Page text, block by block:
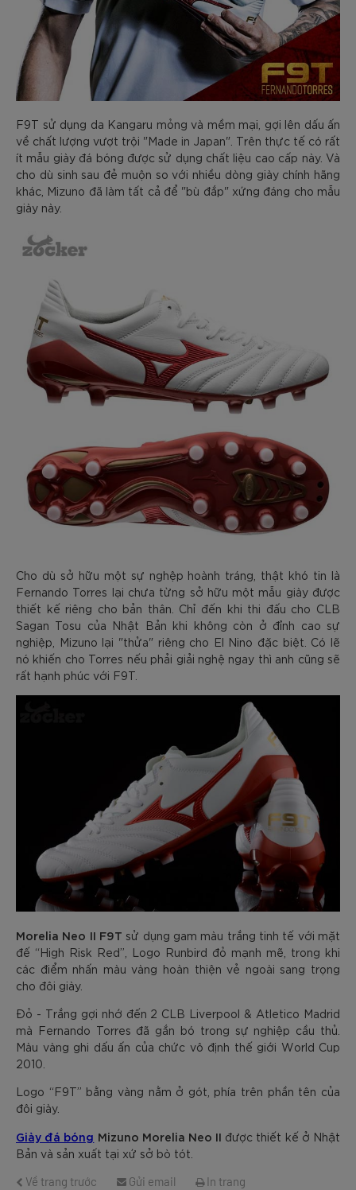
F9T sử dụng da Kangaru mỏng và mềm mại, gợi lên dấu ấn
về chất lượng vượt trội "Made in Japan". Trên thực tế có rất
ít mẫu giày đá bóng được sử dụng chất liệu cao cấp này. Và
cho dù sinh sau đẻ muộn so với nhiều dòng giày chính hãng
khác, Mizuno đã làm tất cả để "bù đắp" xứng đáng cho mẫu
giày này.
Cho dù sở hữu một sự nghệp hoành tráng, thật khó tin là
Fernando Torres lại chưa từng sở hữu một mẫu giày được
thiết kế riêng cho bản thân. Chỉ đến khi thi đấu cho CLB
Sagan Tosu của Nhật Bản khi không còn ở đỉnh cao sự
nghiệp, Mizuno lại "thửa" riêng cho El Nino đặc biệt. Có lẽ
nó khiến cho Torres nếu phải giải nghệ ngay thì anh cũng sẽ
rất hạnh phúc với F9T.
Morelia Neo II F9T sử dụng gam màu trắng tinh tế với mặt
đế “High Risk Red”, Logo Runbird đỏ mạnh mẽ, trong khi
các điểm nhấn màu vàng hoàn thiện vẻ ngoài sang trọng
cho đôi giày.
Đỏ - Trắng gợi nhớ đến 2 CLB Liverpool & Atletico Madrid
mà Fernando Torres đã gắn bó trong sự nghiệp cầu thủ.
Màu vàng ghi dấu ấn của chức vô định thế giới World Cup
2010.
Logo “F9T” bằng vàng nằm ở gót, phía trên phần tên của
đôi giày.
Giày đá bóng Mizuno Morelia Neo II được thiết kế ở Nhật
Bản và sản xuất tại xứ sở bò tót.
Về trang trước
Gửi email In trang